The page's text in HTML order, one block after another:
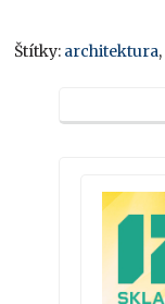
Štítky: architektura,